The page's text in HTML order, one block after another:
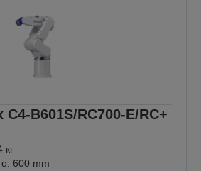
B601S/RC700-E/RC+
кг
600 mm